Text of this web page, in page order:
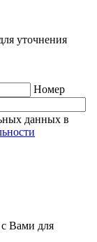
уточнения
Номер
данных в
Вами для